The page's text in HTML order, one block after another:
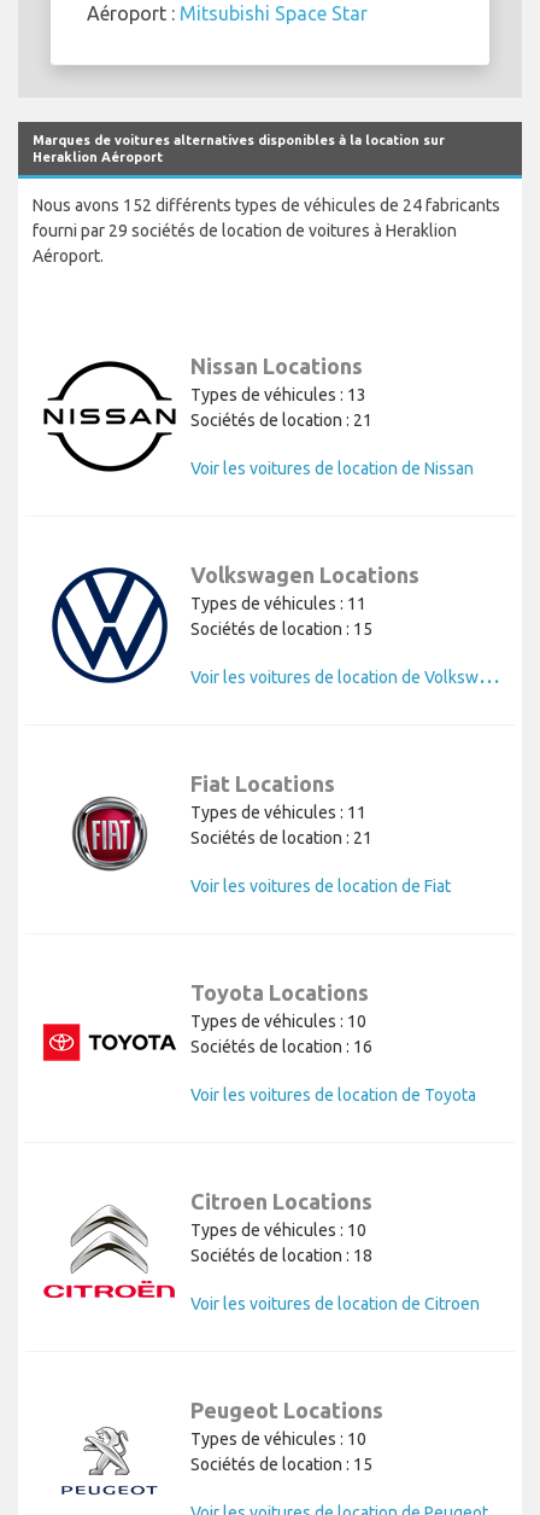
Aéroport : Mitsubishi Space Star
Marques de voitures alternatives disponibles à la location sur
Heraklion Aéroport
Nous avons 152 différents types de véhicules de 24 fabricants
fourni par 29 sociétés de location de voitures à Heraklion
Aéroport.
Nissan Locations
Types de véhicules : 13
Sociétés de location : 21
Voir les voitures de location de Nissan
Volkswagen Locations
Types de véhicules : 11
Sociétés de location : 15
V
oir les voitures de location de Volkswagen
Fiat Locations
Types de véhicules : 11
Sociétés de location : 21
Voir les voitures de location de Fiat
Toyota Locations
Types de véhicules : 10
Sociétés de location : 16
Voir les voitures de location de Toyota
Citroen Locations
Types de véhicules : 10
Sociétés de location : 18
Voir les voitures de location de Citroen
Peugeot Locations
Types de véhicules : 10
Sociétés de location : 15